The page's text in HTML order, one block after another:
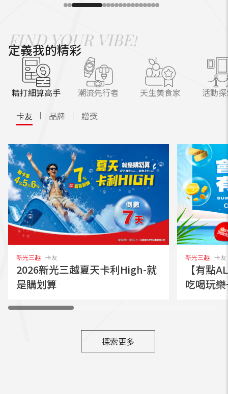
來參加，彙整全台分店活動時間、卡利嗨DM與百貨懶
越活動~
未來，我們期待透過與您一起的綠色行動，使購物不
讓每個選擇成為對地球的擁抱，讓購物成為更溫暖、
更負責的美好回憶。
我們從日常出發，飛向更廣闊的想像宇宙。
定義我的精彩
FIND YOUR VIBE!
精打細算高手 潮流先行者 天生美食家
活動
卡友
品牌 贈獎
新光三越 卡友
2026新光三越夏天卡利High-就
是購划算
新光三越 卡友
【有點
吃喝玩
探索更多